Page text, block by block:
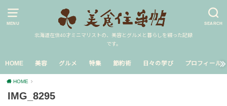
MENU SEARCH
北海道在住40才ミニマリストの、美容とグルメと暮らしを綴った記録
です。
HOME 美容 グルメ 特集 節約術 日々の学び プロフィール
HOME
IMG_8295